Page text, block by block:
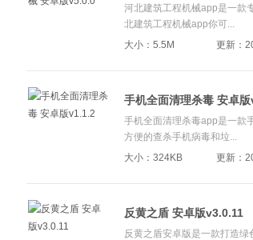
河北建筑工程机械app是一款
北建筑工程机械app你可...
大小：5.5M 更新：
手机全面清理杀毒 安卓
手机全面清理杀毒app是一款
方便的查杀手机病毒和垃...
大小：324KB 更新：
反黄之盾 安卓版v3.0.11
反黄之盾安卓版是一款打造